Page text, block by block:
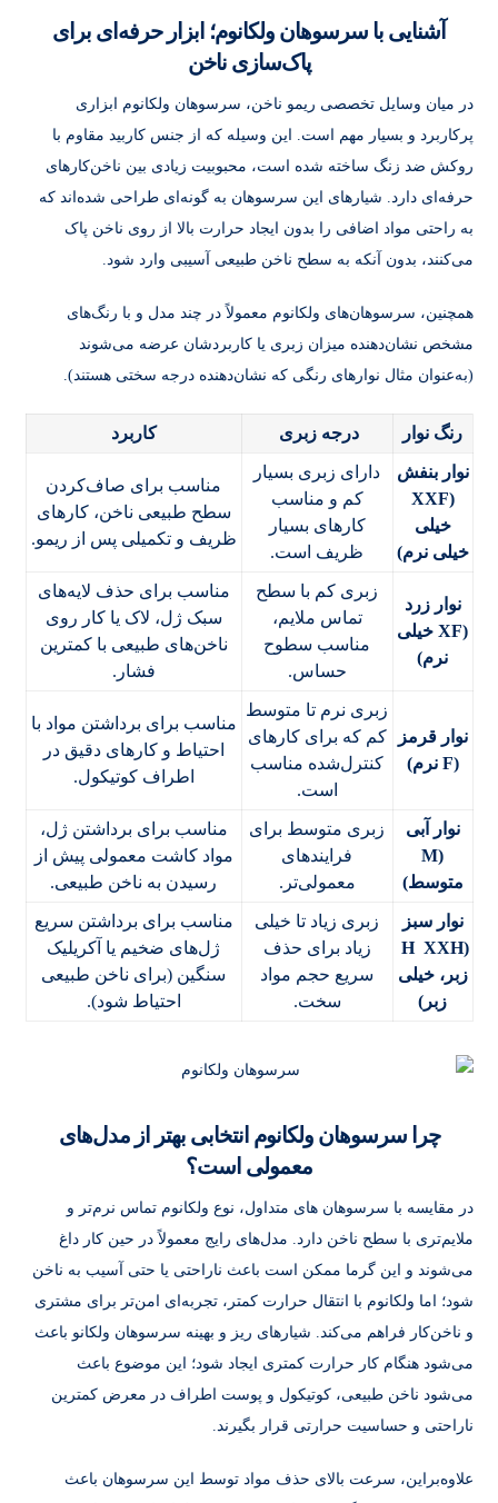
آشنایی با سرسوهان ولکانوم؛ ابزار حرفه‌ای برای
پاک‌سازی ناخن
در میان وسایل تخصصی ریمو ناخن، سرسوهان ولکانوم ابزاری
پرکاربرد و بسیار مهم است. این وسیله که از جنس کاربید مقاوم با
روکش ضد زنگ ساخته شده است، محبوبیت زیادی بین ناخن‌کارهای
حرفه‌ای دارد. شیارهای این سرسوهان به گونه‌ای طراحی شده‌اند که
به‌ راحتی مواد اضافی را بدون ایجاد حرارت بالا از روی ناخن پاک
می‌کنند، بدون آنکه به سطح ناخن طبیعی آسیبی وارد شود.
همچنین، سرسوهان‌های ولکانوم معمولاً در چند مدل و با رنگ‌های
مشخص نشان‌دهنده میزان زبری یا کاربردشان عرضه می‌شوند
(به‌عنوان مثال نوارهای رنگی که نشان‌دهنده درجه سختی هستند).
رنگ نوار درجه زبری کاربرد
نوار بنفش
(XXF
خیلی
خیلی نرم)
دارای زبری بسیار
کم و مناسب
کارهای بسیار
ظریف است.
مناسب برای صاف‌کردن
سطح طبیعی ناخن، کارهای
ظریف و تکمیلی پس از ریمو.
نوار زرد
(XF خیلی
نرم)
زبری کم با سطح
تماس ملایم،
مناسب سطوح
حساس.
مناسب برای حذف لایه‌های
سبک ژل، لاک یا کار روی
ناخن‌های طبیعی با کمترین
فشار.
نوار قرمز
(F نرم)
زبری نرم تا متوسط
کم که برای کارهای
کنترل‌شده مناسب
است.
مناسب برای برداشتن مواد با
احتیاط و کارهای دقیق در
اطراف کوتیکول.
نوار آبی
(M
متوسط)
زبری متوسط برای
فرایندهای
معمولی‌تر.
مناسب برای برداشتن ژل،
مواد کاشت معمولی پیش از
رسیدن به ناخن طبیعی.
نوار سبز
زبر، خیلی
زبر)
زبری زیاد تا خیلی
زیاد برای حذف
سریع حجم مواد
سخت.
مناسب برای برداشتن سریع
ژل‌های ضخیم یا آکریلیک
سنگین (برای ناخن طبیعی
احتیاط شود).
چرا سرسوهان ولکانوم انتخابی بهتر از مدل‌های
معمولی است؟
در مقایسه با سرسوهان‌ های متداول، نوع ولکانوم تماس نرم‌تر و
ملایم‌تری با سطح ناخن دارد. مدل‌های رایج معمولاً در حین کار داغ
می‌شوند و این گرما ممکن است باعث ناراحتی یا حتی آسیب به ناخن
شود؛ اما ولکانوم با انتقال حرارت کمتر، تجربه‌ای امن‌تر برای مشتری
و ناخن‌کار فراهم می‌کند. شیارهای ریز و بهینه سرسوهان ولکانو باعث
می‌شود هنگام کار حرارت کمتری ایجاد شود؛ این موضوع باعث
می‌شود ناخن طبیعی، کوتیکول و پوست اطراف در معرض کمترین
ناراحتی و حساسیت حرارتی قرار بگیرند.
علاوه‌براین، سرعت بالای حذف مواد توسط این سرسوهان باعث